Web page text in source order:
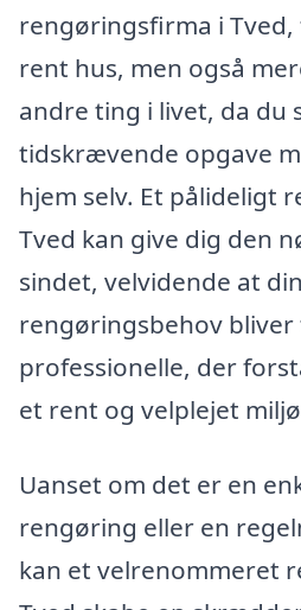
rengøringsfirma i
rent hus, men også
andre ting i livet, da du
tidskrævende opgave
hjem selv. Et pålideligt
Tved kan give dig den
sindet, velvidende at
rengøringsbehov
professionelle, der
et rent og velplejet
Uanset om det er en
rengøring eller en
kan et velrenommeret